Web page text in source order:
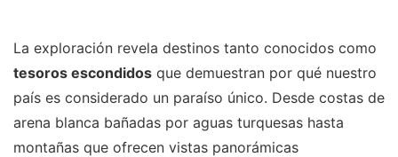
La exploración revela destinos tanto conocidos como
tesoros escondidos que demuestran por qué nuestro
país es considerado un paraíso único. Desde costas de
arena blanca bañadas por aguas turquesas hasta
montañas que ofrecen vistas panorámicas